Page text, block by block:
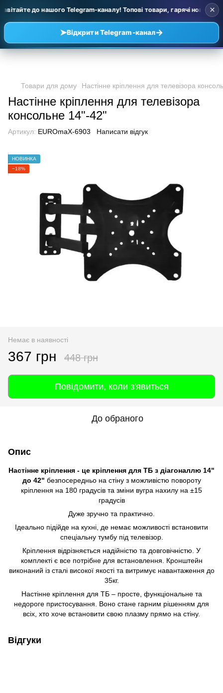
до нашого Telegram-каналу! Топові товари, гарячі новинки
➤Відкрити Telegram-канал→
×
Товари для дому Настінне кріплення для телевізора
Настінне кріплення для телевізора
консольне 14"-42"
Артикул: EUROmaX-6903 Написати відгук
НОВИНКА
−18%
Немає в наявності
367 грн 448 грн
Повідомити, коли з'явиться
До обраного
Опис
Настінне кріплення - це кріплення для ТБ з діагоналлю 14"
до 42" безпосередньо на стіну з можливістю повороту
кріплення на 180 градусів та зміни вугра нахилу на ±15
градусів
Дуже зручно та практично.
Ідеально підійде на кухні, де немає можливості встановити
спеціальну тумбу під телевізор.
Кріплення відрізняється надійністю та довговічністю. У
комплекті є все потрібне для встановлення. Кронштейн
виконаний із сталі високої якості та витримує навантаження до
35кг.
Настінне кріплення для ТБ – просте, функціональне та
недороге пристосування. Воно стане гарним рішенням для
всіх, хто хоче встановити свою плазму прямо на стіну.
Відгуки